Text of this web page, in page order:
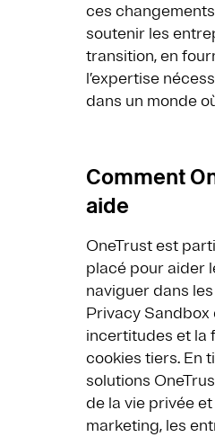
ces
soutenir les
transition, en
l’expertise
dans un monde
Comment
aide
OneTrust est
placé pour aider
naviguer dans
Privacy Sandbox
incertitudes et la
cookies tiers. En
solutions
de la vie privée
marketing, les